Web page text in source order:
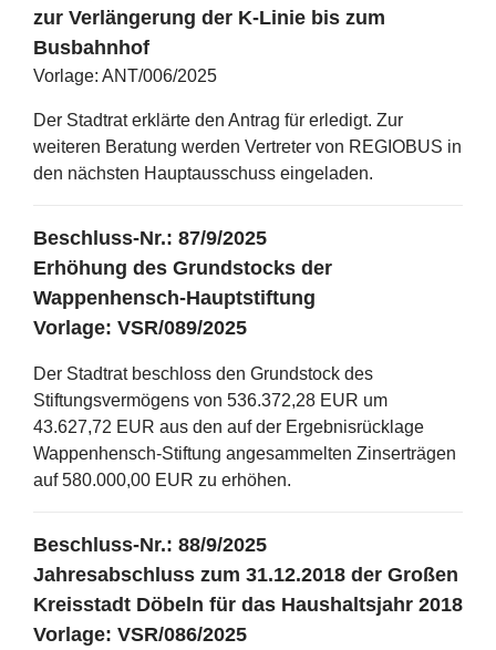
zur Verlängerung der K-Linie bis zum
Busbahnhof
Vorlage: ANT/006/2025
Der Stadtrat erklärte den Antrag für erledigt. Zur
weiteren Beratung werden Vertreter von REGIOBUS in
den nächsten Hauptausschuss eingeladen.
Beschluss-Nr.: 87/9/2025
Erhöhung des Grundstocks der
Wappenhensch-Hauptstiftung
Vorlage: VSR/089/2025
Der Stadtrat beschloss den Grundstock des
Stiftungsvermögens von 536.372,28 EUR um
43.627,72 EUR aus den auf der Ergebnisrücklage
Wappenhensch-Stiftung angesammelten Zinserträgen
auf 580.000,00 EUR zu erhöhen.
Beschluss-Nr.: 88/9/2025
Jahresabschluss zum 31.12.2018 der Großen
Kreisstadt Döbeln für das Haushaltsjahr 2018
Vorlage: VSR/086/2025